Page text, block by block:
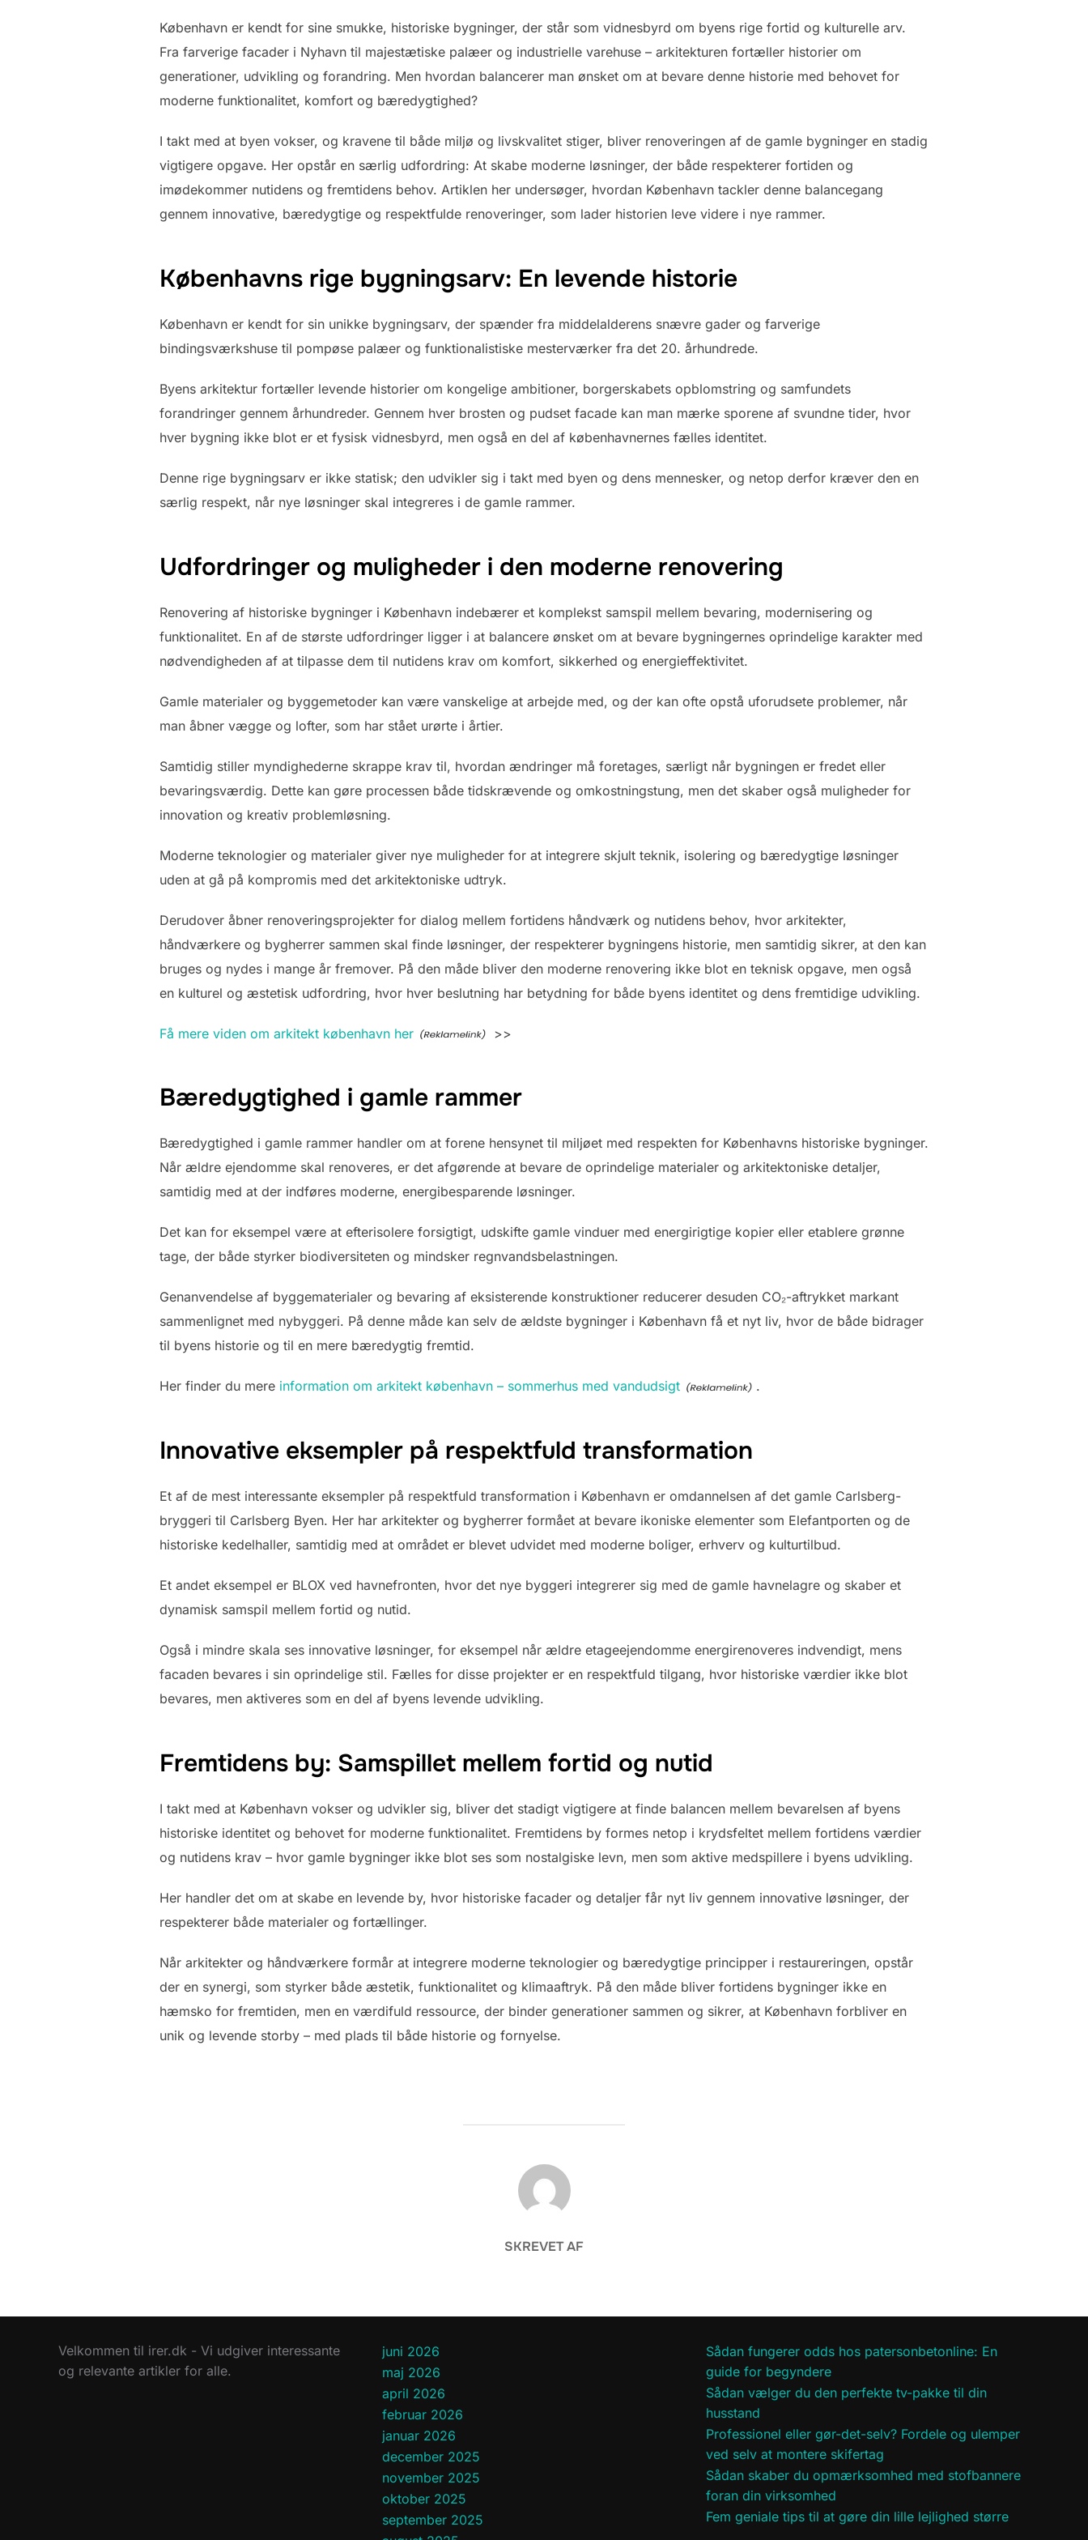
København er kendt for sine smukke, historiske bygninger, der står som vidnesbyrd om byens rige fortid og kulturelle arv.
Fra farverige facader i Nyhavn til majestætiske palæer og industrielle varehuse – arkitekturen fortæller historier om
generationer, udvikling og forandring. Men hvordan balancerer man ønsket om at bevare denne historie med behovet for
moderne funktionalitet, komfort og bæredygtighed?
I takt med at byen vokser, og kravene til både miljø og livskvalitet stiger, bliver renoveringen af de gamle bygninger en stadig
vigtigere opgave. Her opstår en særlig udfordring: At skabe moderne løsninger, der både respekterer fortiden og
imødekommer nutidens og fremtidens behov. Artiklen her undersøger, hvordan København tackler denne balancegang
gennem innovative, bæredygtige og respektfulde renoveringer, som lader historien leve videre i nye rammer.
Københavns rige bygningsarv: En levende historie
København er kendt for sin unikke bygningsarv, der spænder fra middelalderens snævre gader og farverige
bindingsværkshuse til pompøse palæer og funktionalistiske mesterværker fra det 20. århundrede.
Byens arkitektur fortæller levende historier om kongelige ambitioner, borgerskabets opblomstring og samfundets
forandringer gennem århundreder. Gennem hver brosten og pudset facade kan man mærke sporene af svundne tider, hvor
hver bygning ikke blot er et fysisk vidnesbyrd, men også en del af københavnernes fælles identitet.
Denne rige bygningsarv er ikke statisk; den udvikler sig i takt med byen og dens mennesker, og netop derfor kræver den en
særlig respekt, når nye løsninger skal integreres i de gamle rammer.
Udfordringer og muligheder i den moderne renovering
Renovering af historiske bygninger i København indebærer et komplekst samspil mellem bevaring, modernisering og
funktionalitet. En af de største udfordringer ligger i at balancere ønsket om at bevare bygningernes oprindelige karakter med
nødvendigheden af at tilpasse dem til nutidens krav om komfort, sikkerhed og energieffektivitet.
Gamle materialer og byggemetoder kan være vanskelige at arbejde med, og der kan ofte opstå uforudsete problemer, når
man åbner vægge og lofter, som har stået urørte i årtier.
Samtidig stiller myndighederne skrappe krav til, hvordan ændringer må foretages, særligt når bygningen er fredet eller
bevaringsværdig. Dette kan gøre processen både tidskrævende og omkostningstung, men det skaber også muligheder for
innovation og kreativ problemløsning.
Moderne teknologier og materialer giver nye muligheder for at integrere skjult teknik, isolering og bæredygtige løsninger
uden at gå på kompromis med det arkitektoniske udtryk.
Derudover åbner renoveringsprojekter for dialog mellem fortidens håndværk og nutidens behov, hvor arkitekter,
håndværkere og bygherrer sammen skal finde løsninger, der respekterer bygningens historie, men samtidig sikrer, at den kan
bruges og nydes i mange år fremover. På den måde bliver den moderne renovering ikke blot en teknisk opgave, men også
en kulturel og æstetisk udfordring, hvor hver beslutning har betydning for både byens identitet og dens fremtidige udvikling.
Få mere viden om arkitekt københavn her >>
Bæredygtighed i gamle rammer
Bæredygtighed i gamle rammer handler om at forene hensynet til miljøet med respekten for Københavns historiske bygninger.
Når ældre ejendomme skal renoveres, er det afgørende at bevare de oprindelige materialer og arkitektoniske detaljer,
samtidig med at der indføres moderne, energibesparende løsninger.
Det kan for eksempel være at efterisolere forsigtigt, udskifte gamle vinduer med energirigtige kopier eller etablere grønne
tage, der både styrker biodiversiteten og mindsker regnvandsbelastningen.
Genanvendelse af byggematerialer og bevaring af eksisterende konstruktioner reducerer desuden CO₂-aftrykket markant
sammenlignet med nybyggeri. På denne måde kan selv de ældste bygninger i København få et nyt liv, hvor de både bidrager
til byens historie og til en mere bæredygtig fremtid.
Her finder du mere information om arkitekt københavn – sommerhus med vandudsigt .
Innovative eksempler på respektfuld transformation
Et af de mest interessante eksempler på respektfuld transformation i København er omdannelsen af det gamle Carlsberg-
bryggeri til Carlsberg Byen. Her har arkitekter og bygherrer formået at bevare ikoniske elementer som Elefantporten og de
historiske kedelhaller, samtidig med at området er blevet udvidet med moderne boliger, erhverv og kulturtilbud.
Et andet eksempel er BLOX ved havnefronten, hvor det nye byggeri integrerer sig med de gamle havnelagre og skaber et
dynamisk samspil mellem fortid og nutid.
Også i mindre skala ses innovative løsninger, for eksempel når ældre etageejendomme energirenoveres indvendigt, mens
facaden bevares i sin oprindelige stil. Fælles for disse projekter er en respektfuld tilgang, hvor historiske værdier ikke blot
bevares, men aktiveres som en del af byens levende udvikling.
Fremtidens by: Samspillet mellem fortid og nutid
I takt med at København vokser og udvikler sig, bliver det stadigt vigtigere at finde balancen mellem bevarelsen af byens
historiske identitet og behovet for moderne funktionalitet. Fremtidens by formes netop i krydsfeltet mellem fortidens værdier
og nutidens krav – hvor gamle bygninger ikke blot ses som nostalgiske levn, men som aktive medspillere i byens udvikling.
Her handler det om at skabe en levende by, hvor historiske facader og detaljer får nyt liv gennem innovative løsninger, der
respekterer både materialer og fortællinger.
Når arkitekter og håndværkere formår at integrere moderne teknologier og bæredygtige principper i restaureringen, opstår
der en synergi, som styrker både æstetik, funktionalitet og klimaaftryk. På den måde bliver fortidens bygninger ikke en
hæmsko for fremtiden, men en værdifuld ressource, der binder generationer sammen og sikrer, at København forbliver en
unik og levende storby – med plads til både historie og fornyelse.
FORFATTER
SKREVET AF
Velkommen til irer.dk - Vi udgiver interessante
og relevante artikler for alle.
juni 2026
maj 2026
april 2026
februar 2026
januar 2026
december 2025
november 2025
oktober 2025
september 2025
Sådan fungerer odds hos patersonbetonline: En
guide for begyndere
Sådan vælger du den perfekte tv-pakke til din
husstand
Professionel eller gør-det-selv? Fordele og ulemper
ved selv at montere skifertag
Sådan skaber du opmærksomhed med stofbannere
foran din virksomhed
Fem geniale tips til at gøre din lille lejlighed større